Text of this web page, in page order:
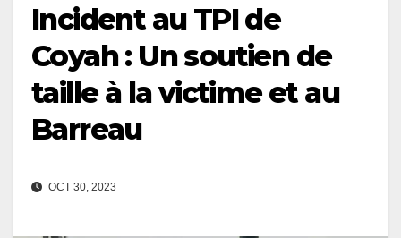
Incident au TPI de
Coyah : Un soutien de
taille à la victime et au
Barreau
OCT 30, 2023